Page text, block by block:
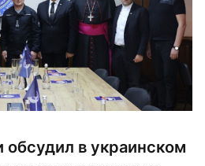
в украинском